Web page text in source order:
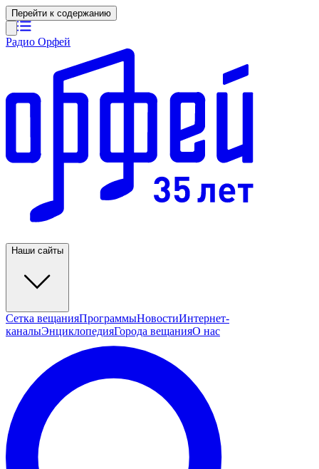
Перейти к содержанию
Радио Орфей
Наши сайты
Сетка вещанияПрограммыНовостиИнтернет-
каналыЭнциклопедияГорода вещанияО нас